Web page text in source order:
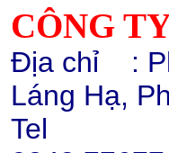
Chi tiết
CÔNG
Địa chỉ
:
Láng Hạ,